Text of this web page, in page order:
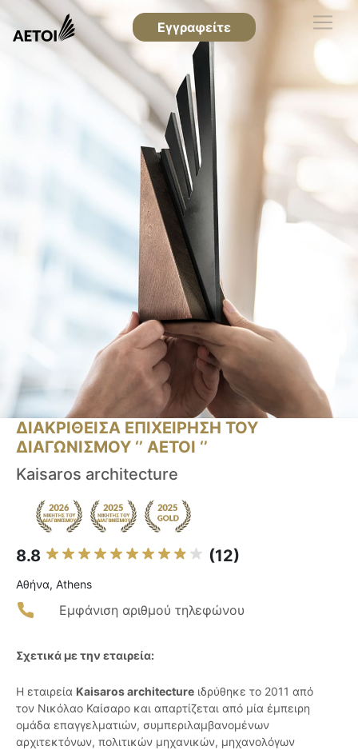
Εγγραφείτε
ΔΙΑΚΡΙΘΕΙΣΑ ΕΠΙΧΕΙΡΗΣΗ ΤΟΥ
ΔΙΑΓΩΝΙΣΜΟΥ ‘’ ΑΕΤΟΙ ‘’
Kaisaros architecture
8.8 (12)
Αθήνα, Athens
Εμφάνιση αριθμού τηλεφώνου
Σχετικά με την εταιρεία:
Η εταιρεία Kaisaros architecture ιδρύθηκε το 2011 από
τον Νικόλαο Καίσαρο και απαρτίζεται από μία έμπειρη
ομάδα επαγγελματιών, συμπεριλαμβανομένων
αρχιτεκτόνων, πολιτικών μηχανικών, μηχανολόγων